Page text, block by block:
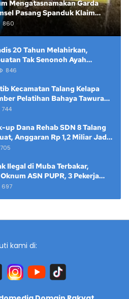
Mengatasnamakan Garda
Pasang Spanduk Klaim
Diputus Pengadilan
860
20 Tahun Melahirkan,
Tak Senonoh Ayah
846
Kecamatan Talang Kelapa
Pelatihan Bahaya Tawuran
Keramat Raya
744
up Dana Rehab SDN 8 Talang
Anggaran Rp 1,2 Miliar Jadi
705
Ilegal di Muba Terbakar,
ASN PUPR, 3 Pekerja
697
kami di: